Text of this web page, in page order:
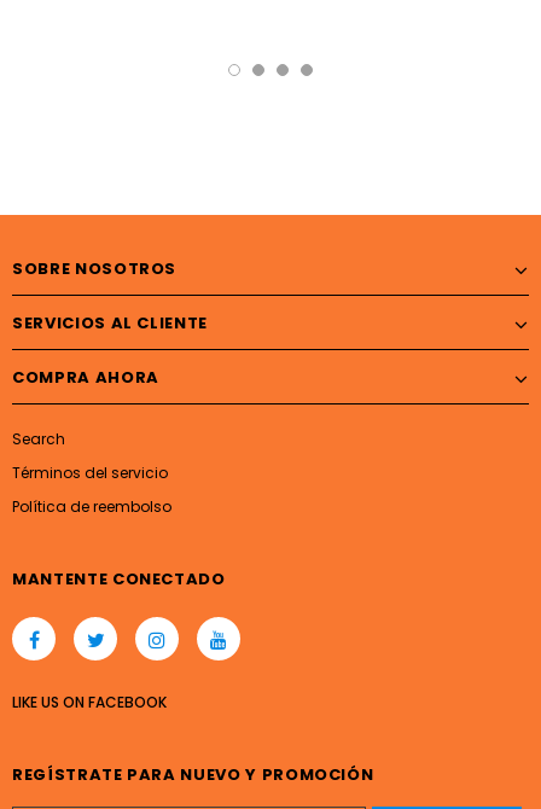
SOBRE NOSOTROS
SERVICIOS AL CLIENTE
COMPRA AHORA
Search
Términos del servicio
Política de reembolso
MANTENTE CONECTADO
LIKE US ONFACEBOOK
REGÍSTRATE PARA NUEVO Y PROMOCIÓN